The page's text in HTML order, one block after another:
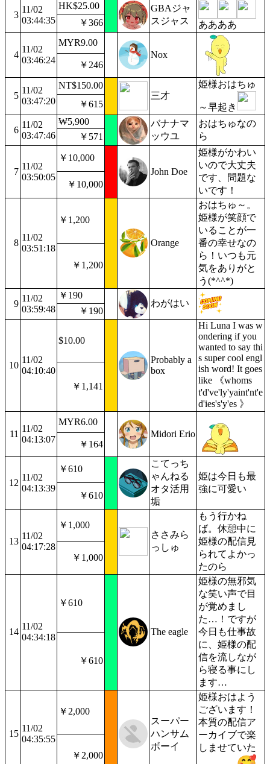
3
11/02
03:44:35
HK$25.00
GBAジャ
スジャス
ああああ
￥366
4
11/02
03:46:24
MYR9.00
Nox
￥246
5
11/02
03:47:20
NT$150.00
三才
姫様おはちゅ
～早起き
￥615
6
11/02
03:47:46
₩5,900
バナナマ
ッウユ
おはちゅなの
ら
￥571
7
11/02
03:50:05
￥10,000
John Doe
姫様がかわい
いので大丈夫
です、問題な
いです！
￥10,000
8
11/02
03:51:18
￥1,200
Orange
おはちゅ～。
姫様が笑顔で
いることが一
番の幸せなの
ら！いつも元
気をありがと
う(*^^*)
￥1,200
9
11/02
03:59:48
￥190
わがはい
￥190
10
11/02
04:10:40
$10.00
Probably a
box
Hi Luna I was w
ondering if you
wanted to say thi
s super cool engl
ish word! It goes
like 《whoms
t'd've'ly'yaint'nt'e
d'ies's'y'es 》
￥1,141
11
11/02
04:13:07
MYR6.00
Midori Erio
￥164
12
11/02
04:13:39
￥610
こてっち
ゃんねる
オタ活用
垢
姫は今日も最
強に可愛い
￥610
13
11/02
04:17:28
￥1,000
ささみら
っしゅ
もう行かね
ば。休憩中に
姫様の配信見
られてよかっ
たのら
￥1,000
14
11/02
04:34:18
￥610
The eagle
姫様の無邪気
な笑い声で目
が覚めまし
た…！ですが
今日も仕事故
に、姫様の配
信を流しなが
ら寝る事にし
ます…
￥610
15
11/02
04:35:55
￥2,000
スーパー
ハンサム
ボーイ
姫様おはよう
ございます！
本質の配信ア
ーカイブで楽
しませていた
￥2,000